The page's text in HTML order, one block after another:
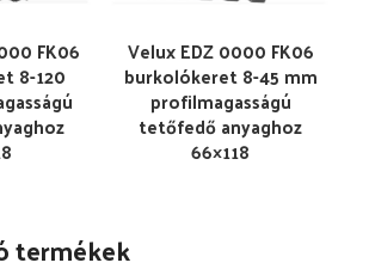
FK06
8-120
Velux EDZ 0000 FK06
burkolókeret 8-45 mm
profilmagasságú
tetőfedő anyaghoz
66×118
termékek